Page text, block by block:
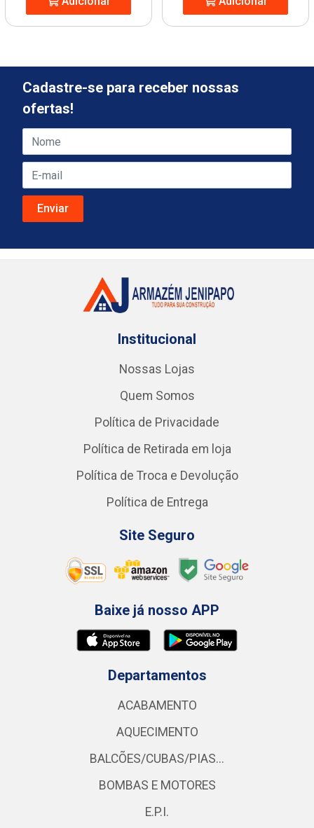
Cadastre-se para receber nossas
ofertas!
Institucional
Nossas Lojas
Quem Somos
Política de Privacidade
Política de Retirada em loja
Política de Troca e Devolução
Política de Entrega
Site Seguro
Baixe já nosso APP
Departamentos
ACABAMENTO
AQUECIMENTO
BALCÕES/CUBAS/PIAS...
BOMBAS E MOTORES
E.P.I.